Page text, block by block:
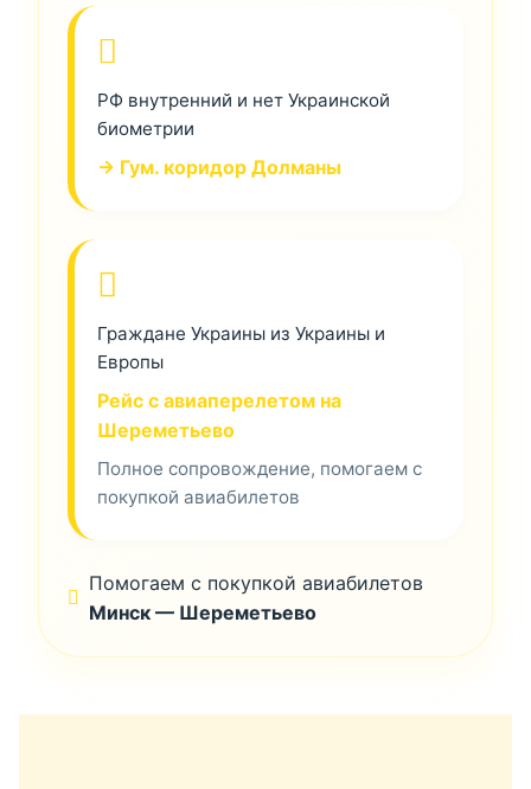
РФ внутренний и нет Украинской
биометрии
→ Гум. коридор Долманы
Граждане Украины из Украины и
Европы
Рейс с авиаперелетом на
Шереметьево
Полное сопровождение, помогаем с
покупкой авиабилетов
Помогаем с покупкой авиабилетов
Минск — Шереметьево